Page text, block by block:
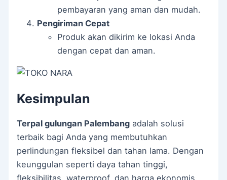
pembayaran yang aman dan mudah.
Pengiriman Cepat
Produk akan dikirim ke lokasi Anda
dengan cepat dan aman.
Kesimpulan
Terpal gulungan Palembang adalah solusi
terbaik bagi Anda yang membutuhkan
perlindungan fleksibel dan tahan lama. Dengan
keunggulan seperti daya tahan tinggi,